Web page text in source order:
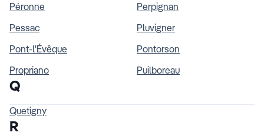
Péronne
Perpignan
Pessac
Pluvigner
Pont-l'Évêque
Pontorson
Propriano
Puilboreau
Q
Quetigny
R